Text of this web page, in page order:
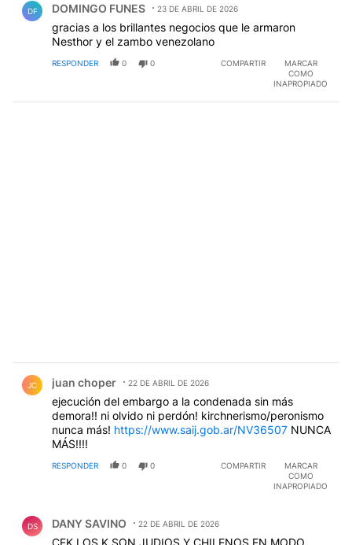
DF DOMINGO FUNES 23 DE ABRIL DE 2026
gracias a los brillantes negocios que le armaron
Nesthor y el zambo venezolano
RESPONDER 0 0 COMPARTIR
MARCAR
COMO
INAPROPIADO
JC juan choper 22 DE ABRIL DE 2026
ejecución del embargo a la condenada sin más
demora!! ni olvido ni perdón! kirchnerismo/peronismo
nunca más! https://www.saij.gob.ar/NV36507 NUNCA
MÁS!!!!
RESPONDER 0 0 COMPARTIR
MARCAR
COMO
INAPROPIADO
DS DANY SAVINO 22 DE ABRIL DE 2026
CFK LOS K SON JUDIOS Y CHILENOS EN MODO